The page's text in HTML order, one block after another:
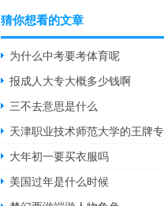
猜你想看的文章
为什么中考要考体育呢
报成人大专大概多少钱啊
三不去意思是什么
天津职业技术师范大学的王牌
大年初一要买衣服吗
美国过年是什么时候